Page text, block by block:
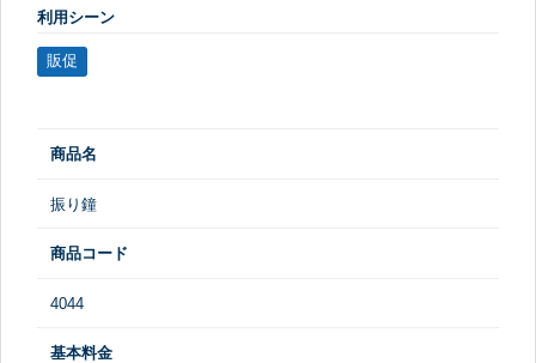
利用シーン
販促
商品名
振り鐘
商品コード
4044
基本料金